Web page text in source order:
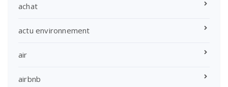
achat
actu environnement
air
airbnb